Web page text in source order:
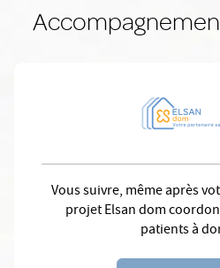
Vous suivre, même après
projet Elsan dom
patients à